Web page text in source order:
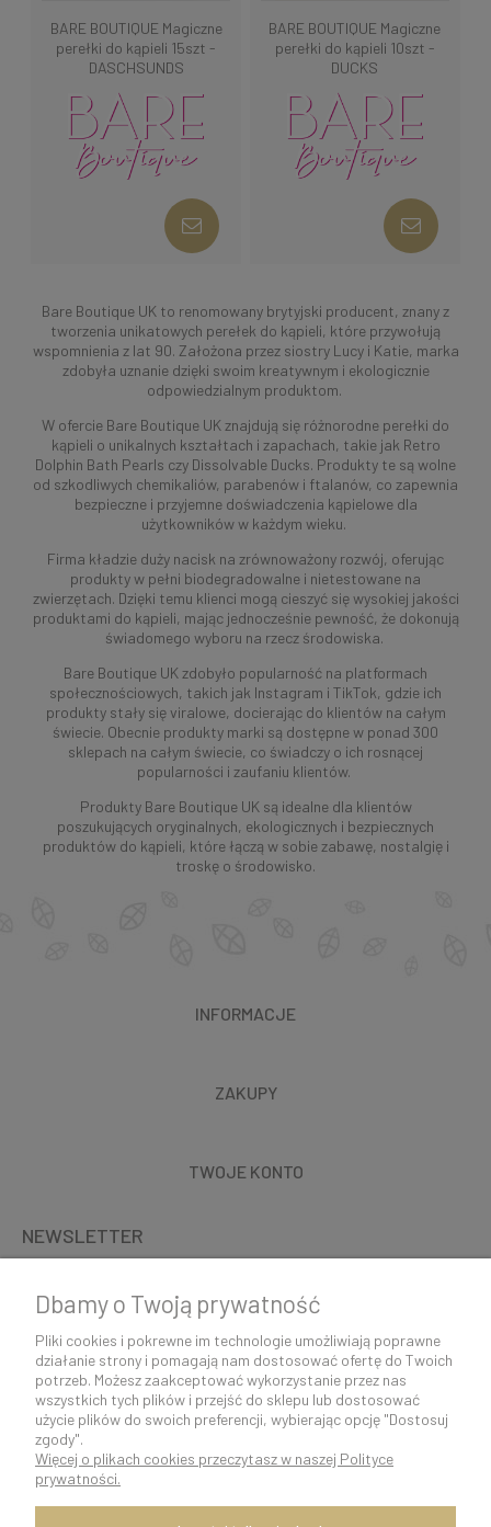
BARE BOUTIQUE Magiczne
perełki do kąpieli 15szt -
DASCHSUNDS
BARE BOUTIQUE Magiczne
perełki do kąpieli 10szt -
DUCKS
Bare Boutique UK to renomowany brytyjski producent, znany z
tworzenia unikatowych perełek do kąpieli, które przywołują
wspomnienia z lat 90. Założona przez siostry Lucy i Katie, marka
zdobyła uznanie dzięki swoim kreatywnym i ekologicznie
odpowiedzialnym produktom.
W ofercie Bare Boutique UK znajdują się różnorodne perełki do
kąpieli o unikalnych kształtach i zapachach, takie jak Retro
Dolphin Bath Pearls czy Dissolvable Ducks. Produkty te są wolne
od szkodliwych chemikaliów, parabenów i ftalanów, co zapewnia
bezpieczne i przyjemne doświadczenia kąpielowe dla
użytkowników w każdym wieku.
Firma kładzie duży nacisk na zrównoważony rozwój, oferując
produkty w pełni biodegradowalne i nietestowane na
zwierzętach. Dzięki temu klienci mogą cieszyć się wysokiej jakości
produktami do kąpieli, mając jednocześnie pewność, że dokonują
świadomego wyboru na rzecz środowiska.
Bare Boutique UK zdobyło popularność na platformach
społecznościowych, takich jak Instagram i TikTok, gdzie ich
produkty stały się viralowe, docierając do klientów na całym
świecie. Obecnie produkty marki są dostępne w ponad 300
sklepach na całym świecie, co świadczy o ich rosnącej
popularności i zaufaniu klientów.
Produkty Bare Boutique UK są idealne dla klientów
poszukujących oryginalnych, ekologicznych i bezpiecznych
produktów do kąpieli, które łączą w sobie zabawę, nostalgię i
troskę o środowisko.
INFORMACJE
ZAKUPY
TWOJE KONTO
NEWSLETTER
K O N T A K T 5 0 0 5 0 6 9 2 9 | s k l e p @ c o c o s h k i . p l
pokaż pełną wersję strony
Dbamy o Twoją prywatność
Pliki cookies i pokrewne im technologie umożliwiają poprawne
działanie strony i pomagają nam dostosować ofertę do Twoich
potrzeb. Możesz zaakceptować wykorzystanie przez nas
wszystkich tych plików i przejść do sklepu lub dostosować
użycie plików do swoich preferencji, wybierając opcję "Dostosuj
zgody".
Więcej o plikach cookies przeczytasz w naszej Polityce
prywatności.